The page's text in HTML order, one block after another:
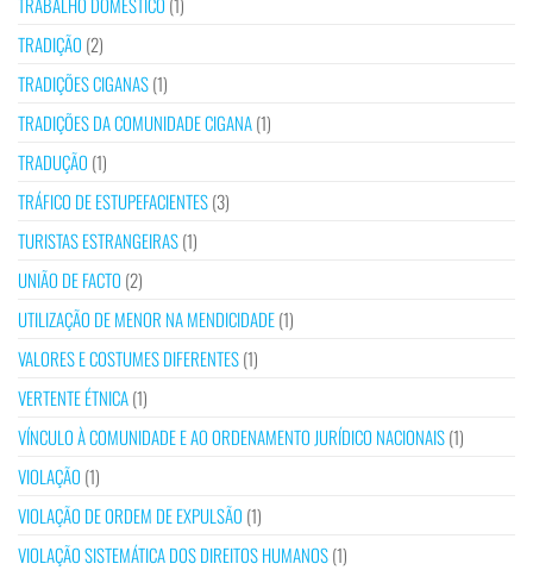
TRADIÇÃO (2)
TRADIÇÕES CIGANAS(1)
TRADIÇÕES DA COMUNIDADE CIGANA(1)
TRADUÇÃO (1)
TRÁFICO DE ESTUPEFACIENTES(3)
TURISTAS ESTRANGEIRAS(1)
UNIÃO DE FACTO (2)
UTILIZAÇÃO DE MENOR NA MENDICIDADE(1)
VALORES E COSTUMES DIFERENTES(1)
VERTENTE ÉTNICA(1)
VÍNCULO À COMUNIDADE E AO ORDENAMENTO JURÍDICO NACIONAIS(1)
VIOLAÇÃO (1)
VIOLAÇÃO DE ORDEM DE EXPULSÃO (1)
VIOLAÇÃO SISTEMÁTICA DOS DIREITOS HUMANOS(1)